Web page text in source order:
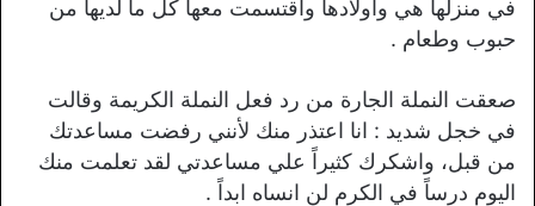
في منزلها هي واولادها واقتسمت معها كل ما لديها من
حبوب وطعام .
صعقت النملة الجارة من رد فعل النملة الكريمة وقالت
في خجل شديد : انا اعتذر منك لأنني رفضت مساعدتك
من قبل، واشكرك كثيراً علي مساعدتي لقد تعلمت منك
اليوم درساً في الكرم لن انساه ابداً .